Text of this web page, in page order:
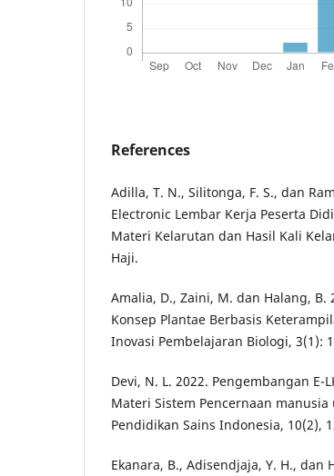
References
Adilla, T. N., Silitonga, F. S., dan
Electronic Lembar Kerja Peserta
Materi Kelarutan dan Hasil Kali
Haji.
Amalia, D., Zaini, M. dan Halang, B.
Konsep Plantae Berbasis
Inovasi Pembelajaran Biologi, 3(1):
Devi, N. L. 2022. Pengembangan
Materi Sistem Pencernaan manusia
Pendidikan Sains Indonesia, 10(2),
Ekanara, B., Adisendjaja, Y. H., dan